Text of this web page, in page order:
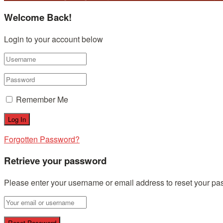
Welcome Back!
Login to your account below
Remember Me
Forgotten Password?
Retrieve your password
Please enter your username or email address to reset your